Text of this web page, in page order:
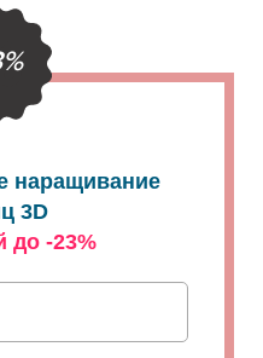
наращивание
3D
до -23%